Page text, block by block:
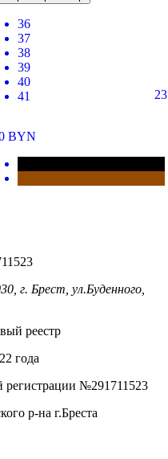
36
37
38
39
40
41
BYN
Брест, ул.Буденного,
реестр
года
регистрации №291711523
р-на г.Бреста